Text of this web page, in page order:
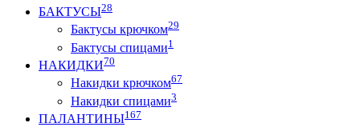
БАКТУСЫ28
Бактусы крючком29
Бактусы спицами1
НАКИДКИ70
Накидки крючком67
Накидки спицами3
ПАЛАНТИНЫ167